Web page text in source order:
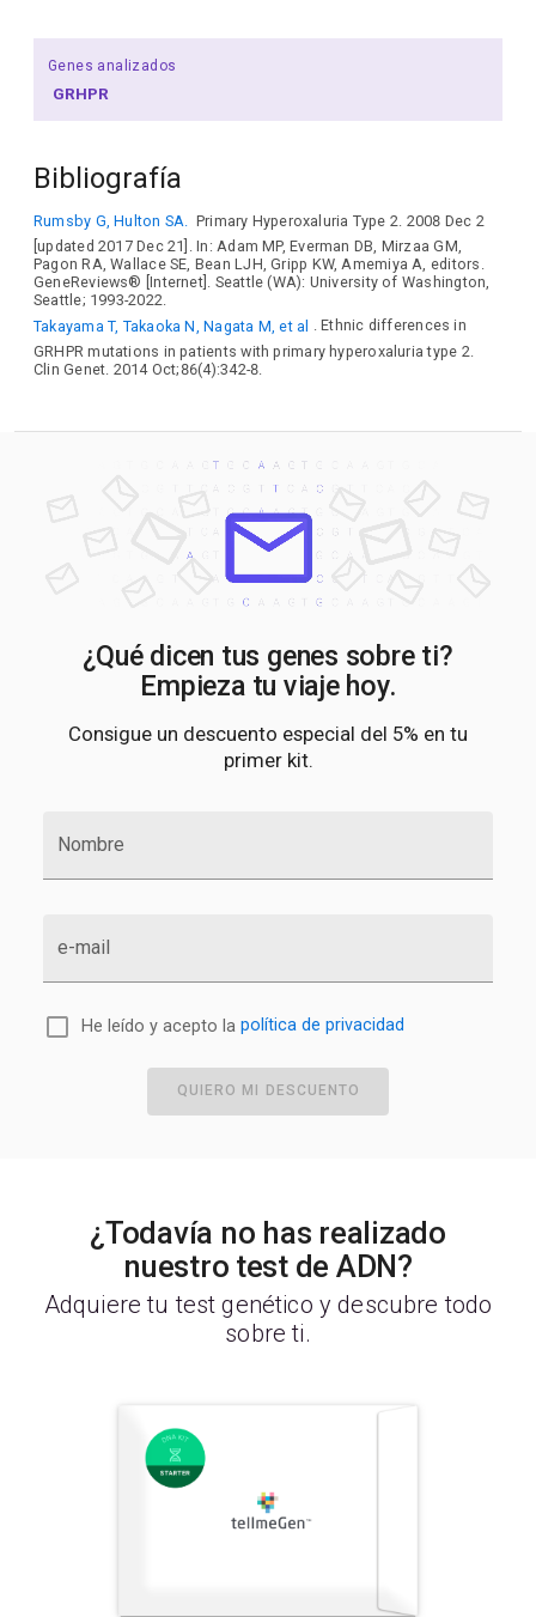
Genes analizados
GRHPR
Bibliografía
Rumsby G, Hulton SA. Primary Hyperoxaluria Type 2. 2008 Dec 2
[updated 2017 Dec 21]. In: Adam MP, Everman DB, Mirzaa GM,
Pagon RA, Wallace SE, Bean LJH, Gripp KW, Amemiya A, editors.
GeneReviews® [Internet]. Seattle (WA): University of Washington,
Seattle; 1993-2022.
Takayama T, Takaoka N, Nagata M, et al . Ethnic differences in
GRHPR mutations in patients with primary hyperoxaluria type 2.
Clin Genet. 2014 Oct;86(4):342-8.
¿Qué dicen tus genes sobre ti?
Empieza tu viaje hoy.
Consigue un descuento especial del 5% en tu
primer kit.
Nombre
e-mail
He leído y acepto la política de privacidad
QUIERO MI DESCUENTO
¿Todavía no has realizado
nuestro test de ADN?
Adquiere tu test genético y descubre todo
sobre ti.